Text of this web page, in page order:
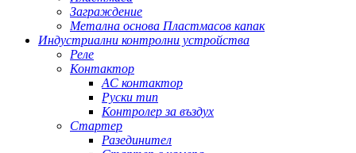
Заграждение
Метална основа Пластмасов капак
Индустриални контролни устройства
Реле
Контактор
AC контактор
Руски тип
Контролер за въздух
Стартер
Разединител